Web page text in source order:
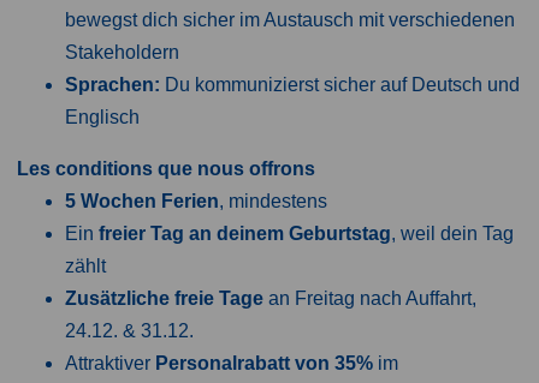
bewegst dich sicher im Austausch mit verschiedenen
Stakeholdern
Sprachen: Du kommunizierst sicher auf Deutsch und
Englisch
Les conditions que nous offrons
5 Wochen Ferien, mindestens
Ein freier Tag an deinem Geburtstag, weil dein Tag
zählt
Zusätzliche freie Tage an Freitag nach Auffahrt,
24.12. & 31.12.
Attraktiver Personalrabatt von 35% im